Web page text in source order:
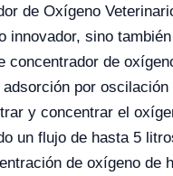
de Oxígeno
innovador, sino
concentrador de
por oscilación
y concentrar el
un flujo de hasta 5
de oxígeno de